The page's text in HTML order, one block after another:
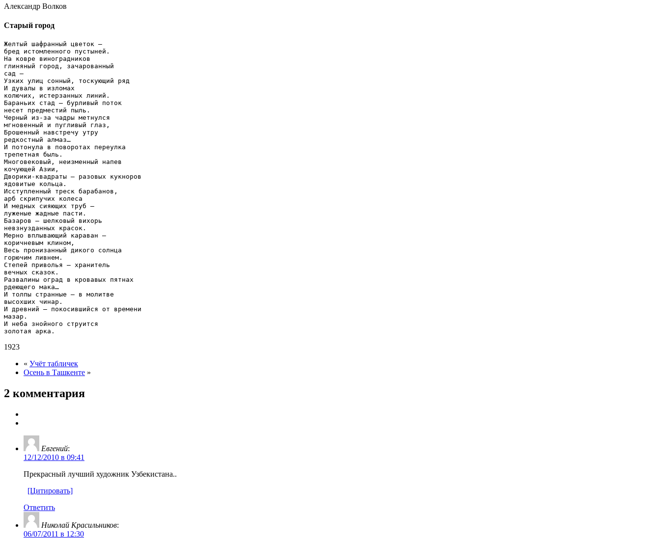
Александр Волков
Старый город
Желтый шафранный цветок –
бред истомленного пустыней.
На ковре виноградников
глиняный город, зачарованный
сад –
Узких улиц сонный, тоскующий ряд
И дувалы в изломах
колючих, истерзанных линий.
Бараньих стад – бурливый поток
несет предместий пыль.
Черный из-за чадры метнулся
мгновенный и пугливый глаз,
Брошенный навстречу утру
редкостный алмаз…
И потонула в поворотах переулка
трепетная быль.
Многовековый, неизменный напев
кочующей Азии,
Дворики-квадраты – разовых кукноров
ядовитые кольца.
Исступленный треск барабанов,
арб скрипучих колеса
И медных сияющих труб –
луженые жадные пасти.
Базаров – шелковый вихорь
невзнузданных красок.
Мерно вплывающий караван –
коричневым клином,
Весь пронизанный дикого солнца
горючим ливнем.
Степей приволья – хранитель
вечных сказок.
Развалины оград в кровавых пятнах
рдеющего мака…
И толпы странные – в молитве
высохших чинар.
И древний – покосившийся от времени
мазар.
И неба знойного струится
1923
« Учёт табличек
Осень в Ташкенте »
2 комментария
Евгений:
12/12/2010 в 09:41
Прекрасный лучший художник Узбекистана..
[Цитировать]
Ответить
Николай Красильников:
06/07/2011 в 12:30